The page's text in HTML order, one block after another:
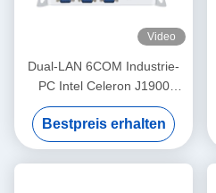
Video
Dual-LAN 6COM Industrie-
PC Intel Celeron J1900
Prozessor und Core-Serie
Prozessoren
Bestpreis erhalten